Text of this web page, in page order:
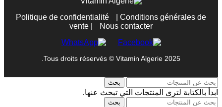
Politique de confidentialité
Conditions générales de
vente
Nous contacter
Tous droits réservés © Vitamin Algerie 2025.
بحث
ابدأ بالكتابة لترى المنتجات التي تبحث عنها.
بحث